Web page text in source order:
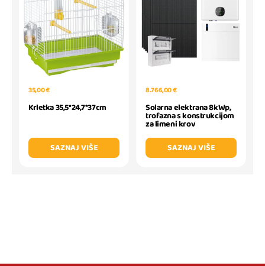
35,00 €
Krletka 35,5*24,7*37cm
SAZNAJ VIŠE
8.766,00 €
Solarna elektrana 8kWp,
trofazna s konstrukcijom
za limeni krov
SAZNAJ VIŠE